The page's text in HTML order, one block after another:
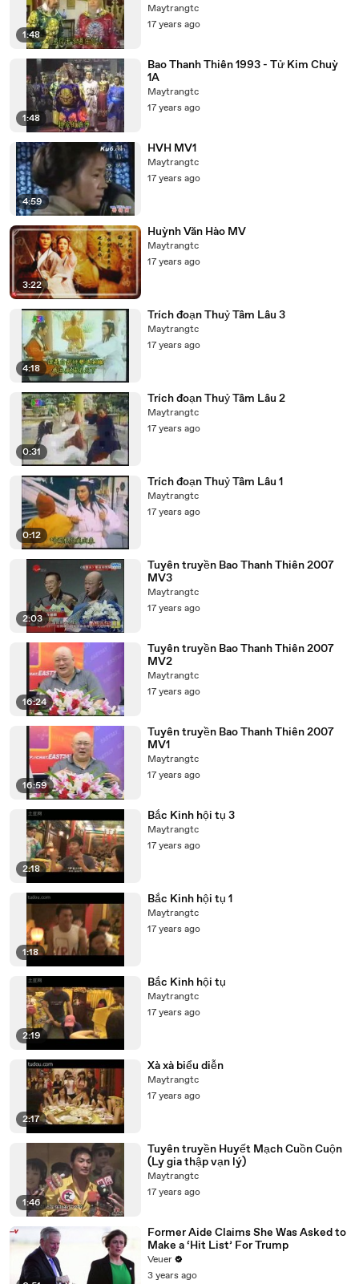
1:48
Maytrangtc
17 years ago
1:48
Bao Thanh Thiên 1993 - Tử Kim Chuỳ
1A
Maytrangtc
17 years ago
4:59
HVH MV1
Maytrangtc
17 years ago
3:22
Huỳnh Văn Hào MV
Maytrangtc
17 years ago
4:18
Trích đoạn Thuỷ Tâm Lâu 3
Maytrangtc
17 years ago
0:31
Trích đoạn Thuỷ Tâm Lâu 2
Maytrangtc
17 years ago
0:12
Trích đoạn Thuỷ Tâm Lâu 1
Maytrangtc
17 years ago
2:03
Tuyên truyền Bao Thanh Thiên 2007
MV3
Maytrangtc
17 years ago
16:24
Tuyên truyền Bao Thanh Thiên 2007
MV2
Maytrangtc
17 years ago
16:59
Tuyên truyền Bao Thanh Thiên 2007
MV1
Maytrangtc
17 years ago
2:18
Bắc Kinh hội tụ 3
Maytrangtc
17 years ago
1:18
Bắc Kinh hội tụ 1
Maytrangtc
17 years ago
2:19
Bắc Kinh hội tụ
Maytrangtc
17 years ago
2:17
Xà xà biểu diễn
Maytrangtc
17 years ago
1:46
Tuyên truyền Huyết Mạch Cuồn Cuộn
(Ly gia thập vạn lý)
Maytrangtc
17 years ago
Former Aide Claims She Was Asked to
Make a ‘Hit List’ For Trump
Veuer
3 years ago